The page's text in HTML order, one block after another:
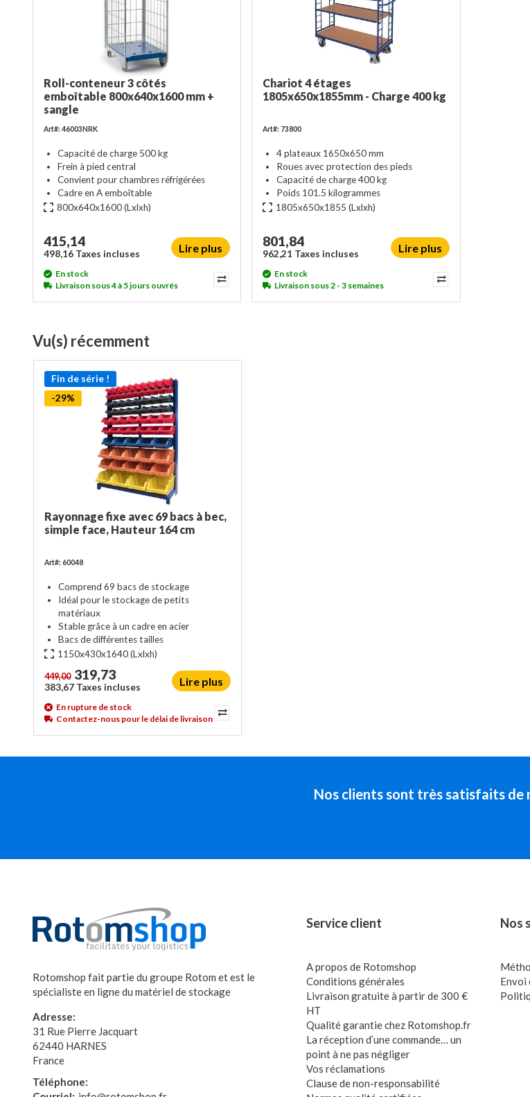
Roll-conteneur 3 côtés
emboîtable 800x640x1600 mm +
sangle
Art#: 46003NRK
Capacité de charge 500 kg
Frein à pied central
Convient pour chambres réfrigérées
Cadre en A emboîtable
800x640x1600(Lxlxh)
415,14
498,16 Taxes incluses Lire plus
En stock
Livraison sous 4 à 5 jours ouvrés
Chariot 4 étages
1805x650x1855mm - Charge 400 kg
Art#: 73800
4 plateaux 1650x650 mm
Roues avec protection des pieds
Capacité de charge 400 kg
Poids 101.5 kilogrammes
1805x650x1855 (Lxlxh)
801,84
962,21 Taxes incluses Lire plus
En stock
Livraison sous 2 - 3 semaines
Vu(s) récemment
Fin de série !
-29%
Rayonnage fixe avec 69 bacs à bec,
simple face, Hauteur 164 cm
Art#: 60048
Comprend 69 bacs de stockage
Idéal pour le stockage de petits
matériaux
Stable grâce à un cadre en acier
Bacs de différentes tailles
1150x430x1640(Lxlxh)
449,00 319,73
383,67 Taxes incluses Lire plus
En rupture de stock
Contactez-nous pour le délai de livraison
Nos clients sont très satisfaits de
Rotomshop fait partie du groupe Rotom et est le
spécialiste en ligne du matériel de stockage
Adresse:
31 Rue Pierre Jacquart
62440 HARNES
France
Téléphone:
Service client
A propos de Rotomshop
Conditions générales
Livraison gratuite à partir de 300 €
HT
Qualité garantie chez Rotomshop.fr
La réception d’une commande… un
point à ne pas négliger
Vos réclamations
Clause de non-responsabilité
Nos
Envoi